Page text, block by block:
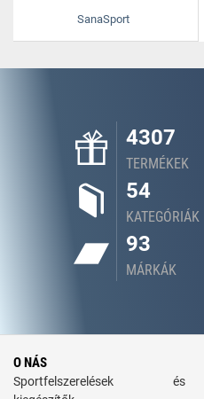
SanaSport
4307
TERMÉKEK
54
KATEGÓRIÁK
93
MÁRKÁK
O NÁS
Sportfelszerelések és